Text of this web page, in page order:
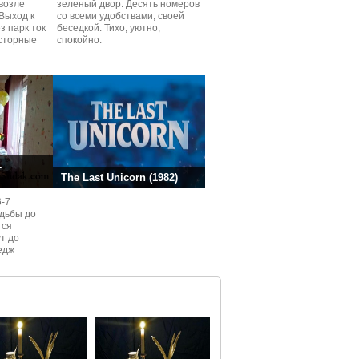
к
парк ток
зеленый двор. Десять номеров
со всеми удобствами, своей
беседкой. Тихо, уютно,
спокойно.
7
до
до
The Last Unicorn (1982)